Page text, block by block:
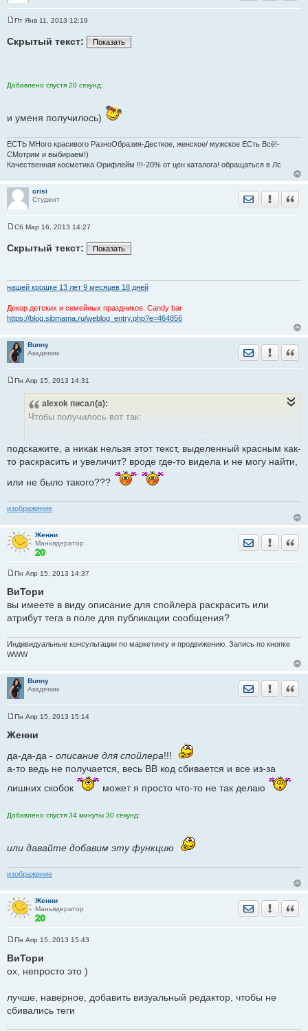
о
и
Пт Янв 11, 2013 12:19
Скрытый текст: Показать
Добавлено спустя 20 секунд:
и уменя получилось)
ЕСТЬ МНого красивого РазноОбразия-Десткое, женское/ мужское ЕСть Всё!-
СМотрим и выбираем!)
Качественная косметика Орифлейм !!!-20% от цен каталога! обращаться в Лс
crisi
Студент
Отправить
о
н
и
Сб Мар 16, 2013 14:27
Скрытый текст: Показать
нашей крошке 13 лет 9 месяцев 18 дней
Декор детских и семейных праздников. Candy bar
https://blog.sibmama.ru/weblog_entry.php?e=464856
Bunny
Академик
Отправить
е
Пн Апр 15, 2013 14:31
alexok писал(а):
Чтобы получилось вот так:
"] ПИШИТЕ ЧТО НАДО
[/spoiler]
подскажите, а никак нельзя этот текст, выделенный красным как-
то раскрасить и увеличит? вроде где-то видела и не могу найти,
или не было такого???
изображение
Женни
Маньядератор
Отправить
о
б
е
и
е
Пн Апр 15, 2013 14:37
ВиТори
вы имеете в виду описание для спойлера раскрасить или
атрибут тега в поле для публикации сообщения?
Индивидуальные консультации по маркетингу и продвижению. Запись по кнопке
WWW
Bunny
Академик
Отправить
о
о
щ
н
е
Пн Апр 15, 2013 15:14
Женни
да-да-да - описание для спойлера!!!
а-то ведь не получается, весь ВВ код сбивается и все из-за
лишних скобок
может я просто что-то не так делаю
Добавлено спустя 34 минуты 30 секунд:
или давайте добавим эту функцию
изображение
Женни
Маньядератор
Отправить
о
б
н
и
е
Пн Апр 15, 2013 15:43
ВиТори
ох, непросто это )
лучше, наверное, добавить визуальный редактор, чтобы не
сбивались теги